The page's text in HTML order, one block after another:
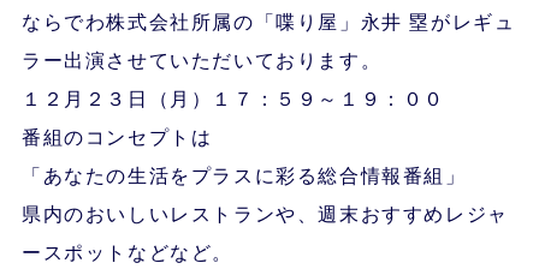
ならでわ株式会社所属の「喋り屋」永井 塁がレギュ
ラー出演させていただいております。
１２月２３日（月）１７：５９～１９：００
番組のコンセプトは
「あなたの生活をプラスに彩る総合情報番組」
県内のおいしいレストランや、週末おすすめレジャ
ースポットなどなど。